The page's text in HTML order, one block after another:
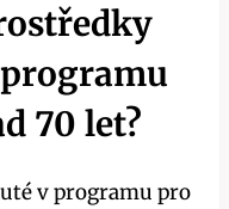
70 let?
v programu pro